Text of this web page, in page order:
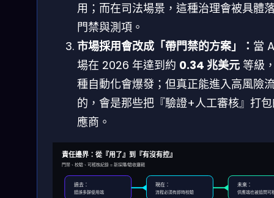
用；而在司法場景，這種治理會被具體
門禁與測項。
市場採用會改成「帶門禁的方案」： 當
場在 2026 年達到約 0.34 兆美元 等級
種自動化會爆發；但真正能進入高風險
的，會是那些把『驗證+人工審核』打
應商。
責任邊界：從『用了』到『有沒有控』
門禁、校驗、可稽核紀錄 = 新採購/驗收邏輯
過去：
錯誤多歸使用端
現在：
流程必須有即時校驗
未來：
供應端也被追問可